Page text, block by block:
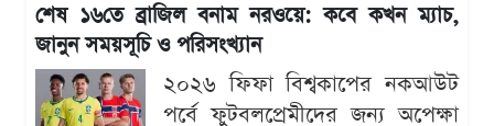
শেষ ১৬তে ব্রাজিল বনাম নরওয়ে: কবে কখন ম্যাচ,
জানুন সময়সূচি ও পরিসংখ্যান
২০২৬ ফিফা বিশ্বকাপের নকআউট
পর্বে ফুটবলপ্রেমীদের জন্য অপেক্ষা